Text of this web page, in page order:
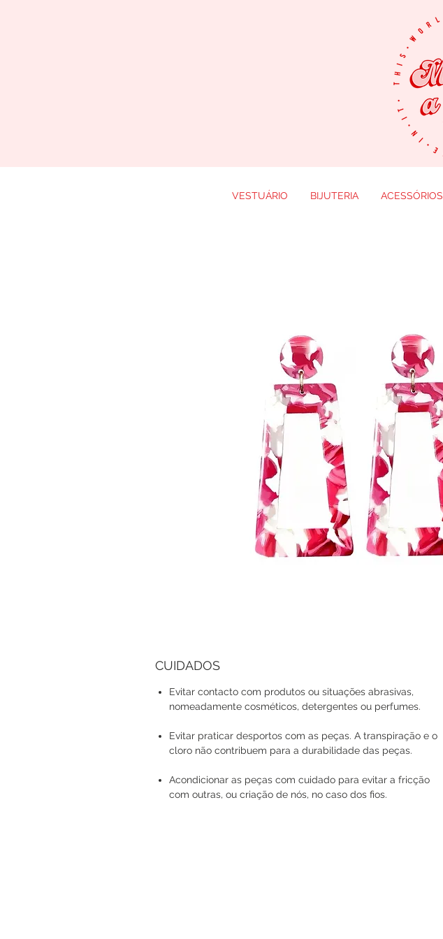
CUIDADOS
Evitar contacto com produtos ou situações abrasivas,
nomeadamente cosméticos, detergentes ou perfumes.
Evitar praticar desportos com as peças. A transpiração e o
cloro não contribuem para a durabilidade das peças.
Acondicionar as peças com cuidado para evitar a fricção
com outras, ou criação de nós, no caso dos fios.
VESTUÁRIO BIJUTERIA ACESSÓRIOS